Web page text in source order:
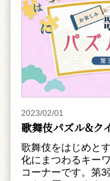
2023/02/01
歌舞伎パズル&
歌舞伎をはじめと
化にまつわるキー
コーナーです。第